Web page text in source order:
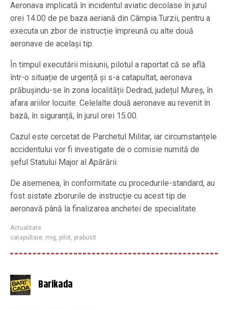
Aeronava implicată în incidentul aviatic decolase în jurul
orei 14.00 de pe baza aeriană din Câmpia Turzii, pentru a
executa un zbor de instrucție împreună cu alte două
aeronave de același tip.
În timpul executării misiunii, pilotul a raportat că se află
într-o situație de urgență și s-a catapultat, aeronava
prăbușindu-se în zona localității Dedrad, județul Mureș, în
afara ariilor locuite. Celelalte două aeronave au revenit în
bază, în siguranță, în jurul orei 15.00.
Cazul este cercetat de Parchetul Militar, iar circumstanțele
accidentului vor fi investigate de o comisie numită de
șeful Statului Major al Apărării.
De asemenea, în conformitate cu procedurile-standard, au
fost sistate zborurile de instrucţie cu acest tip de
aeronavă până la finalizarea anchetei de specialitate.
Actualitate
catapultare, mig, pilot, prabusit
Barikada